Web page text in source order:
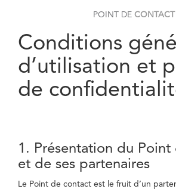
POINT DE CONTACT
Conditions
d’utilisation et
de
1. Présentation du
et de ses partenaires
Le Point de contact est le fruit d’un